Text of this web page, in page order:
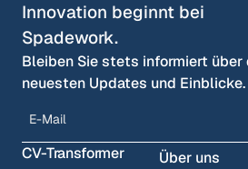
Innovation beginnt bei
Spadework.
Bleiben Sie stets informiert über
neuesten Updates und Einblicke.
CV-Transformer
Über uns